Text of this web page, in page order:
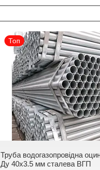
Топ
Труба водогазопровідна
Ду 40х3.5 мм сталева ВГП